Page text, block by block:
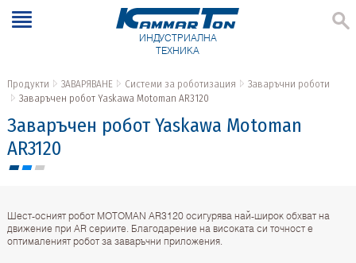
ИНДУСТРИАЛНА
ТЕХНИКА
Продукти ЗАВАРЯВАНЕ Системи за роботизация
Заваръчни роботи
Заваръчен робот Yaskawa Motoman AR3120
Заваръчен робот Yaskawa Motoman
AR3120
Шест-осният робот MOTOMAN AR3120 осигурява най-широк обхват на
движение при AR сериите. Благодарение на високата си точност е
оптималеният робот за заваръчни приложения.